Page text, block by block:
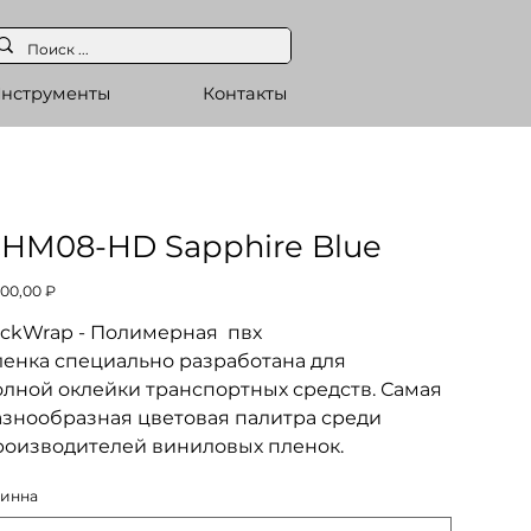
Контакты
HD Sapphire Blue
₽
- Полимерная пвх
специально разработана для
оклейки транспортных средств. Самая
цветовая палитра среди
виниловых пленок.